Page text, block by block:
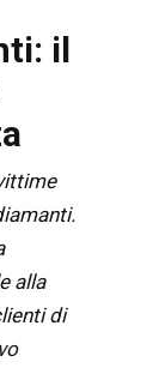
il
alla
di